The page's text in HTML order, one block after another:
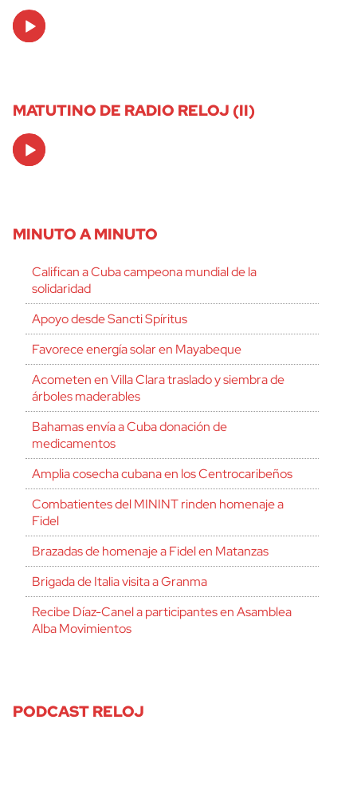
Audio
Player
MATUTINO DE RADIO RELOJ (II)
Audio
Player
MINUTO A MINUTO
Califican a Cuba campeona mundial de la
solidaridad
Apoyo desde Sancti Spíritus
Favorece energía solar en Mayabeque
Acometen en Villa Clara traslado y siembra de
árboles maderables
Bahamas envía a Cuba donación de
medicamentos
Amplia cosecha cubana en los Centrocaribeños
Combatientes del MININT rinden homenaje a
Fidel
Brazadas de homenaje a Fidel en Matanzas
Brigada de Italia visita a Granma
Recibe Díaz-Canel a participantes en Asamblea
Alba Movimientos
PODCAST RELOJ